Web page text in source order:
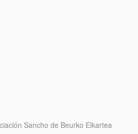
Sancho de Beurko Elkartea